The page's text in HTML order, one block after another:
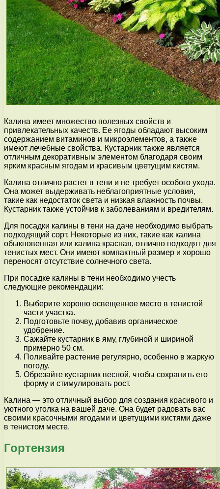
Калина имеет множество полезных свойств и
привлекательных качеств. Ее ягоды обладают высоким
содержанием витаминов и микроэлементов, а также
имеют лечебные свойства. Кустарник также является
отличным декоративным элементом благодаря своим
ярким красным ягодам и красивым цветущим кистям.
Калина отлично растет в тени и не требует особого ухода.
Она может выдерживать неблагоприятные условия,
такие как недостаток света и низкая влажность почвы.
Кустарник также устойчив к заболеваниям и вредителям.
Для посадки калины в тени на даче необходимо выбрать
подходящий сорт. Некоторые из них, такие как калина
обыкновенная или калина красная, отлично подходят для
тенистых мест. Они имеют компактный размер и хорошо
переносят отсутствие солнечного света.
При посадке калины в тени необходимо учесть
следующие рекомендации:
Выберите хорошо освещенное место в тенистой
части участка.
Подготовьте почву, добавив органическое
удобрение.
Сажайте кустарник в яму, глубиной и шириной
примерно 50 см.
Поливайте растение регулярно, особенно в жаркую
погоду.
Обрезайте кустарник весной, чтобы сохранить его
форму и стимулировать рост.
Калина — это отличный выбор для создания красивого и
уютного уголка на вашей даче. Она будет радовать вас
своими красочными ягодами и цветущими кистями даже
в тенистом месте.
Гортензия